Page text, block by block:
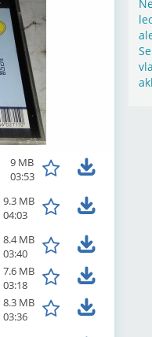
9 MB
03:53
9.3 MB
04:03
8.4 MB
03:40
7.6 MB
03:18
8.3 MB
03:36